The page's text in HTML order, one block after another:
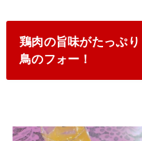
鶏肉の旨味がたっぷ
鳥のフォー！